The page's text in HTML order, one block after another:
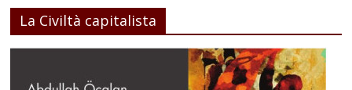
La Civiltà capitalista